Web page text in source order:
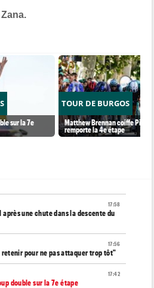
sur la 7e
TOUR DE BURGOS
Matthew Brennan coiffe Pithie
remporte la 4e étape
17:58
une chute dans la descente du
17:56
retenir pour ne pas attaquer trop tôt"
17:42
double sur la 7e étape